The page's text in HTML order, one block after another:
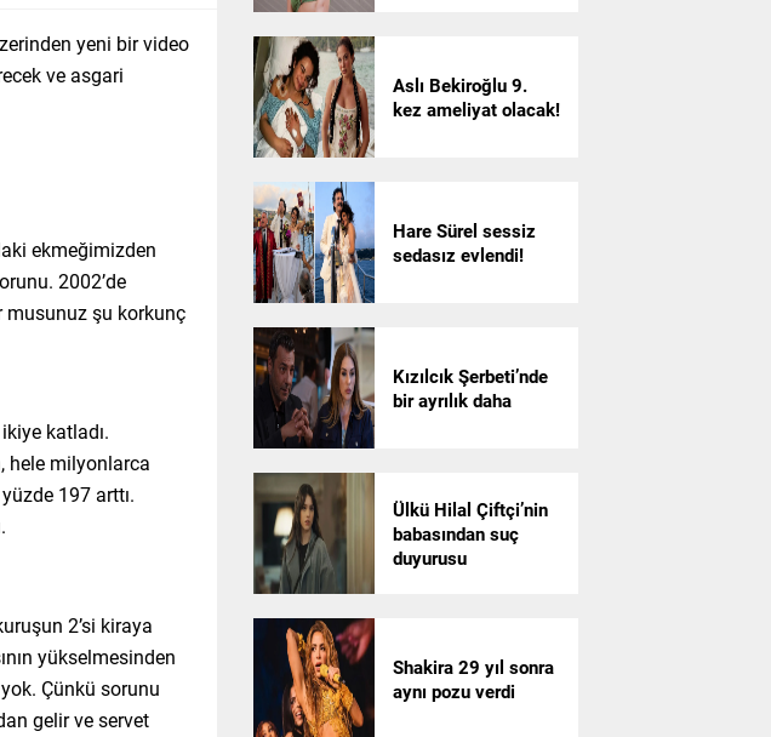
yeni bir video
ve asgari
ekmeğimizden
2002’de
musunuz şu korkunç
katladı.
hele milyonlarca
197 arttı.
2’si kiraya
yükselmesinden
Çünkü sorunu
gelir ve servet
Aslı Bekiroğlu 9.
kez ameliyat olacak!
Hare Sürel sessiz
sedasız evlendi!
Kızılcık Şerbeti’nde
bir ayrılık daha
Ülkü Hilal Çiftçi’nin
babasından suç
duyurusu
Shakira 29 yıl sonra
aynı pozu verdi